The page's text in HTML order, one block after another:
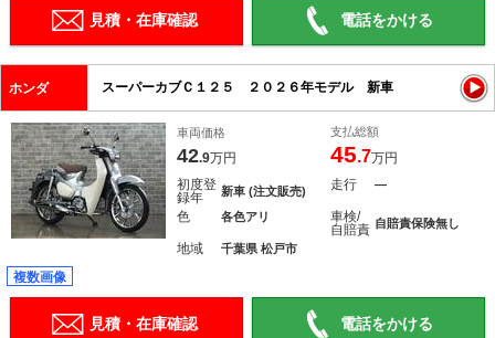
見積・在庫確認 電話をかける
ホンダ スーパーカブＣ１２５ ２０２６年モデル 新車
車両価格
42.9万円
支払総額
45.7万円
初度登
録年
新車 (注文販売) 走行 ―
色 各色アリ
車検/
自賠責 自賠責保険無し
地域 千葉県 松戸市
複数画像
見積・在庫確認 電話をかける